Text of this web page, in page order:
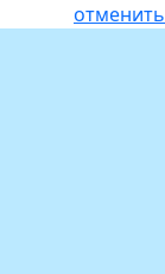
отменить